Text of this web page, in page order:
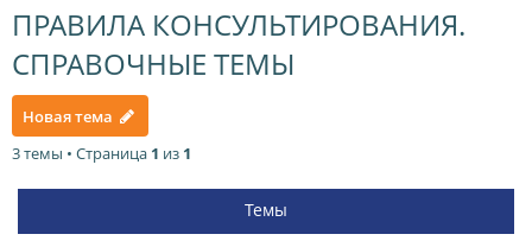
ПРАВИЛА КОНСУЛЬТИРОВАНИЯ.
СПРАВОЧНЫЕ ТЕМЫ
Новая тема
3 темы • Страница 1 из 1
Темы